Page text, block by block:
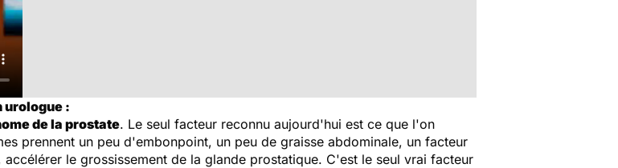
urologue :
de la prostate. Le seul facteur reconnu aujourd'hui est ce que l'on
prennent un peu d'embonpoint, un peu de graisse abdominale, un facteur
le grossissement de la glande prostatique. C'est le seul vrai facteur